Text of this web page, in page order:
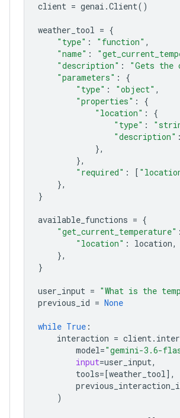
client = genai .Client()
weather_tool = {
"type" : "function" ,
"name" :
"description" :
"Gets the
"parameters" :
{
"type" : "object" ,
"properties" :
{
"location" :
{
"type" :
"description" :
},
},
"required" : [
},
}
available_functions = {
"get_current_temperature" :
"location" : location,
},
}
user_input = "What is the
previous_id = None
while True :
interaction = client.
model="gemini-3.6-
input=user_input,
tools=[weather_tool],
)